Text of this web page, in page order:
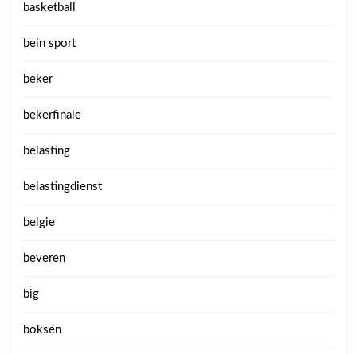
basketball
bein sport
beker
bekerfinale
belasting
belastingdienst
belgie
beveren
big
boksen